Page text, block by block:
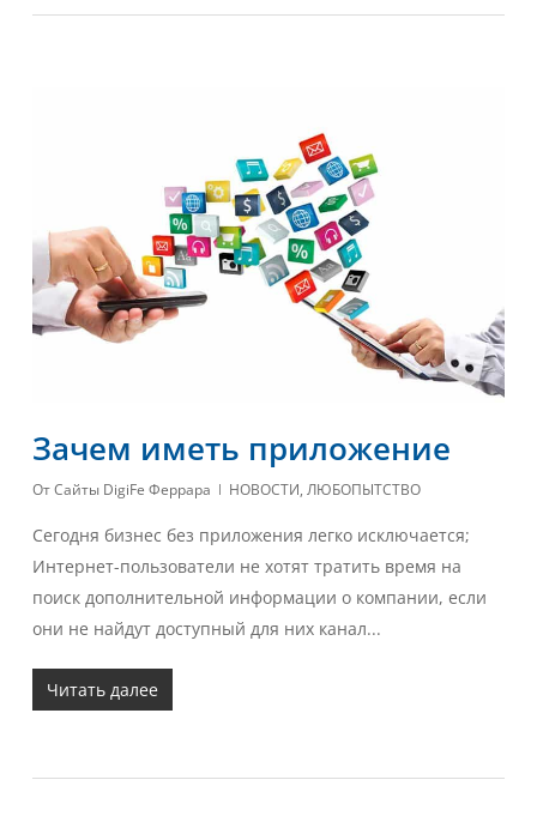
Зачем иметь приложение
ОтСайты DigiFe Феррара НОВОСТИ, ЛЮБОПЫТСТВО
Сегодня бизнес без приложения легко исключается;
Интернет-пользователи не хотят тратить время на
поиск дополнительной информации о компании, если
они не найдут доступный для них канал...
Читать далее